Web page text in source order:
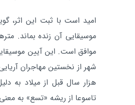
امید است با ثبت این
موسیقایی آن زنده بماند.
موافق است. این آیین
شهر از نخستین مهاجران
هزار سال قبل از میلاد به
تاسوعا از ریشه «تسع» به